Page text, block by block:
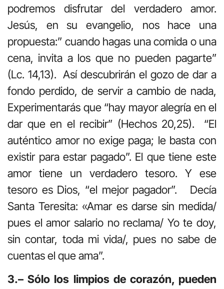
podremos disfrutar del verdadero amor.
Jesús, en su evangelio, nos hace una
propuesta:” cuando hagas una comida o una
cena, invita a los que no pueden pagarte”
(Lc. 14,13). Así descubrirán el gozo de dar a
fondo perdido, de servir a cambio de nada,
Experimentarás que “hay mayor alegría en el
dar que en el recibir” (Hechos 20,25). “El
auténtico amor no exige paga; le basta con
existir para estar pagado”. El que tiene este
amor tiene un verdadero tesoro. Y ese
tesoro es Dios, “el mejor pagador”. Decía
Santa Teresita: «Amar es darse sin medida/
pues el amor salario no reclama/ Yo te doy,
sin contar, toda mi vida/, pues no sabe de
cuentas el que ama”.
3.– Sólo los limpios de corazón, pueden